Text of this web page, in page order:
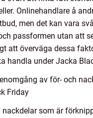
Onlinehandlare å
men det kan vara
passformen utan att
att överväga dessa
handla under Jacka
av för- och
Friday
nackdelar som är